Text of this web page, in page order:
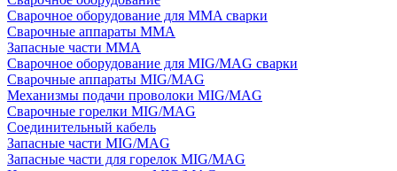
Сварочное оборудование для MMA сварки
Сварочные аппараты MMA
Запасные части MMA
Сварочное оборудование для MIG/MAG сварки
Сварочные аппараты MIG/MAG
Механизмы подачи проволоки MIG/MAG
Сварочные горелки MIG/MAG
Соединительный кабель
Запасные части MIG/MAG
Запасные части для горелок MIG/MAG